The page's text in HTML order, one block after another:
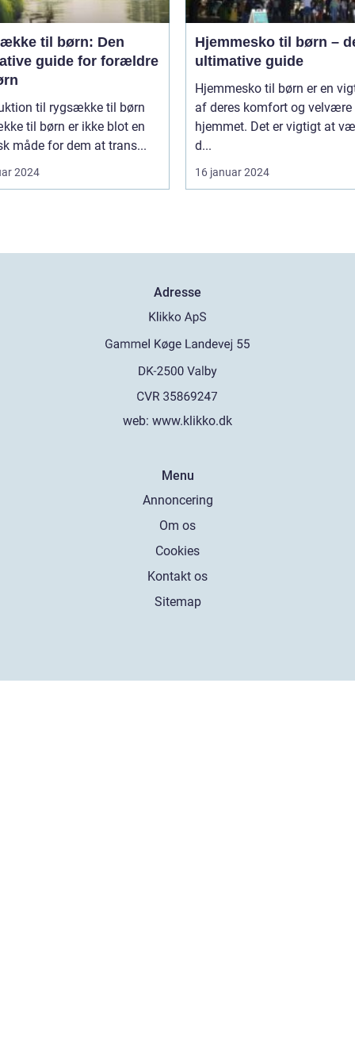
til børn: Den
guide for forældre
til rygsække til børn
til børn er ikke blot en
måde for dem at trans...
2024
Hjemmesko til børn –
ultimative guide
Hjemmesko til børn er en
af deres komfort og velvære
hjemmet. Det er vigtigt at
d...
16 januar 2024
Adresse
web: www.klikko.dk
Menu
Annoncering
Om os
Cookies
Kontakt os
Sitemap